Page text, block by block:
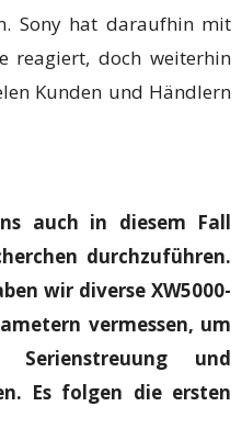
Sony hat daraufhin mit
reagiert, doch weiterhin
Kunden und Händlern
auch in diesem Fall
durchzuführen.
wir diverse XW5000-
vermessen, um
und
Es folgen die ersten